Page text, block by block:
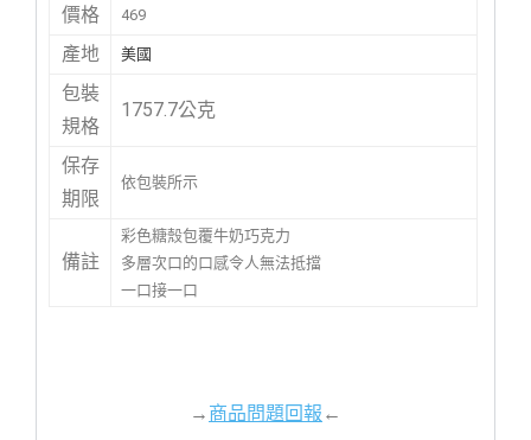
價格 469
產地 美國
包裝
規格
1757.7公克
保存
期限
依包裝所示
備註
彩色糖殼包覆牛奶巧克力
多層次口的口感令人無法抵擋
一口接一口
→商品問題回報←